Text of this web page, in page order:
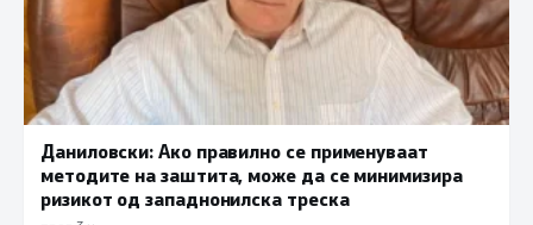
Даниловски: Ако правилно се применуваат
методите на заштита, може да се минимизира
ризикот од западнонилска треска